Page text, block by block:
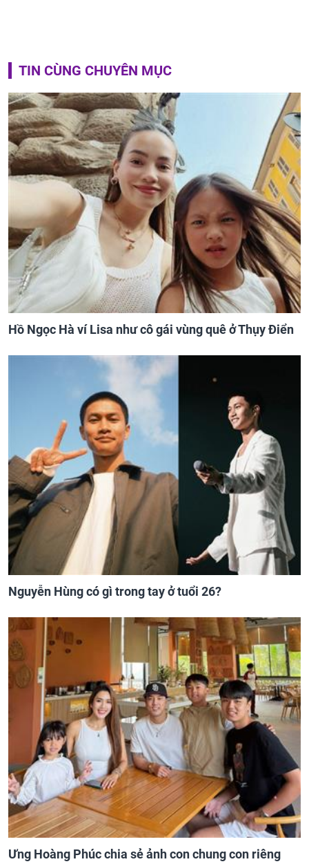
TIN CÙNG CHUYÊN MỤC
Hồ Ngọc Hà ví Lisa như cô gái vùng quê ở Thụy Điển
Nguyễn Hùng có gì trong tay ở tuổi 26?
Ưng Hoàng Phúc chia sẻ ảnh con chung con riêng